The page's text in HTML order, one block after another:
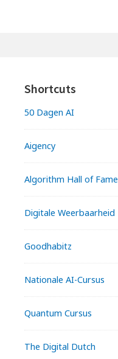
Shortcuts
50 Dagen AI
Aigency
Algorithm Hall of Fame
Digitale Weerbaarheid
Goodhabitz
Nationale AI-Cursus
Quantum Cursus
The Digital Dutch